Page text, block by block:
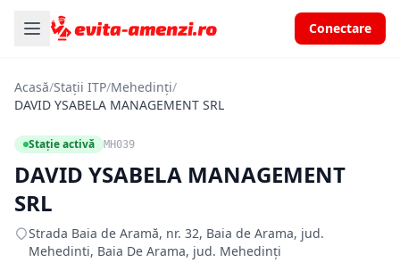
Conectare
Acasă/Stații ITP/Mehedinți/
DAVID YSABELA MANAGEMENT SRL
Stație activă MH039
DAVID YSABELA MANAGEMENT
SRL
Strada Baia de Aramă, nr. 32, Baia de Arama, jud.
Mehedinti, Baia De Arama, jud. Mehedinți